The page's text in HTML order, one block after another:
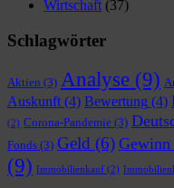
Wirtschaft (37)
Schlagwörter
Aktien (3) Analyse (9)
Auskunft (4) Bewertung (4)
(2) Corona-Pandemie (3)
Fonds (3) Geld (6) Gewinn
(9) Immobilienkauf (2)